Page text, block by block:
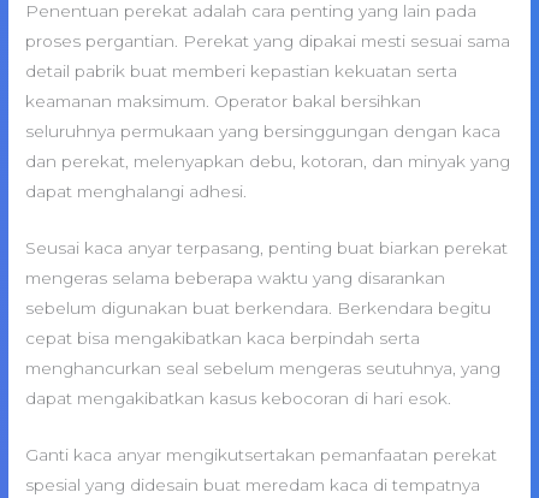
Penentuan perekat adalah cara penting yang lain pada
proses pergantian. Perekat yang dipakai mesti sesuai sama
detail pabrik buat memberi kepastian kekuatan serta
keamanan maksimum. Operator bakal bersihkan
seluruhnya permukaan yang bersinggungan dengan kaca
dan perekat, melenyapkan debu, kotoran, dan minyak yang
dapat menghalangi adhesi.
Seusai kaca anyar terpasang, penting buat biarkan perekat
mengeras selama beberapa waktu yang disarankan
sebelum digunakan buat berkendara. Berkendara begitu
cepat bisa mengakibatkan kaca berpindah serta
menghancurkan seal sebelum mengeras seutuhnya, yang
dapat mengakibatkan kasus kebocoran di hari esok.
Ganti kaca anyar mengikutsertakan pemanfaatan perekat
spesial yang didesain buat meredam kaca di tempatnya